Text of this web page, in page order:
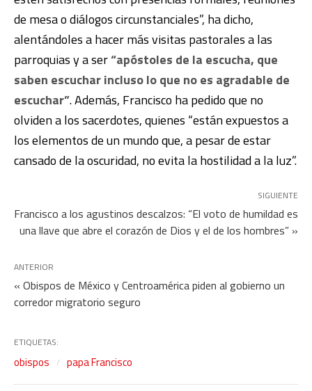
de mesa o diálogos circunstanciales”, ha dicho,
alentándoles a hacer más visitas pastorales a las
parroquias y a ser“apóstoles de la escucha, que
saben escuchar incluso lo que no es agradable de
escuchar”. Además, Francisco ha pedido que no
olviden a los sacerdotes, quienes “están expuestos a
los elementos de un mundo que, a pesar de estar
cansado de la oscuridad, no evita la hostilidad a la luz”.
SIGUIENTE
Francisco a los agustinos descalzos: “El voto de humildad es
una llave que abre el corazón de Dios y el de los hombres” »
ANTERIOR
« Obispos de México y Centroamérica piden al gobierno un
corredor migratorio seguro
ETIQUETAS:
obispos papa Francisco